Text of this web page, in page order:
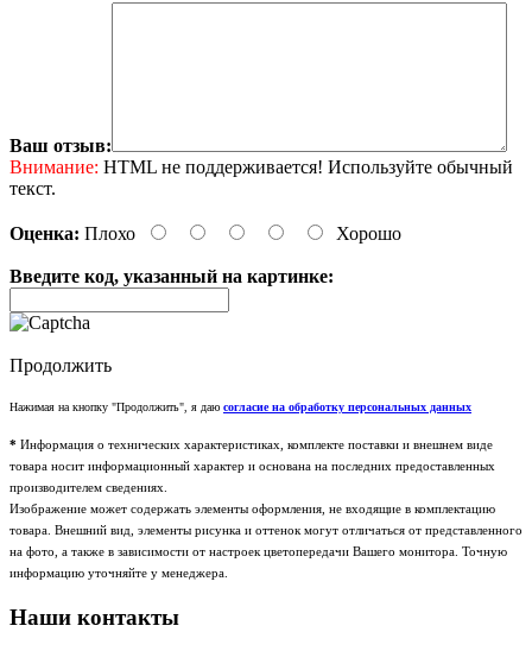
Ваш отзыв:
Внимание: HTML не поддерживается! Используйте обычный
текст.
Оценка: Плохо Хорошо
Введите код, указанный на картинке:
Продолжить
Нажимая на кнопку "Продолжить", я даю согласие на обработку персональных данных
* Информация о технических характеристиках, комплекте поставки и внешнем виде
товара носит информационный характер и основана на последних предоставленных
производителем сведениях.
Изображение может содержать элементы оформления, не входящие в комплектацию
товара. Внешний вид, элементы рисунка и оттенок могут отличаться от представленного
на фото, а также в зависимости от настроек цветопередачи Вашего монитора. Точную
информацию уточняйте у менеджера.
Наши контакты